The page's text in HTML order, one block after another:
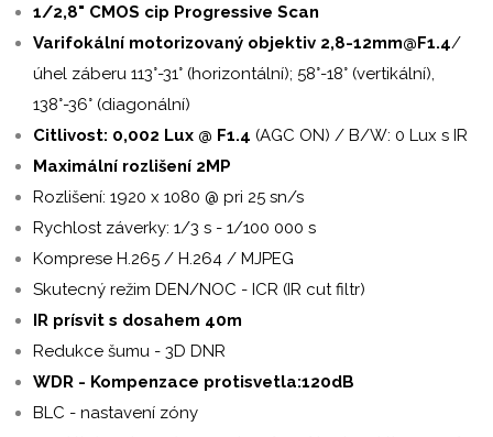
1/2,8" CMOS cip Progressive Scan
Varifokální motorizovaný objektiv 2,8-12mm@F1.4/
úhel záberu 113°-31° (horizontální); 58°-18° (vertikální),
138°-36° (diagonální)
Citlivost: 0,002 Lux @ F1.4 (AGC ON) / B/W: 0 Lux s IR
Maximální rozlišení 2MP
Rozlišení: 1920 x 1080 @ pri 25 sn/s
Rychlost záverky: 1/3 s - 1/100 000 s
Komprese H.265 / H.264 / MJPEG
Skutecný režim DEN/NOC - ICR (IR cut filtr)
IR prísvit s dosahem 40m
Redukce šumu - 3D DNR
WDR - Kompenzace protisvetla:120dB
BLC - nastavení zóny